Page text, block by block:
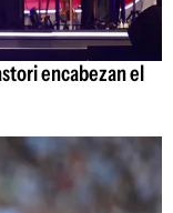
encabezan el